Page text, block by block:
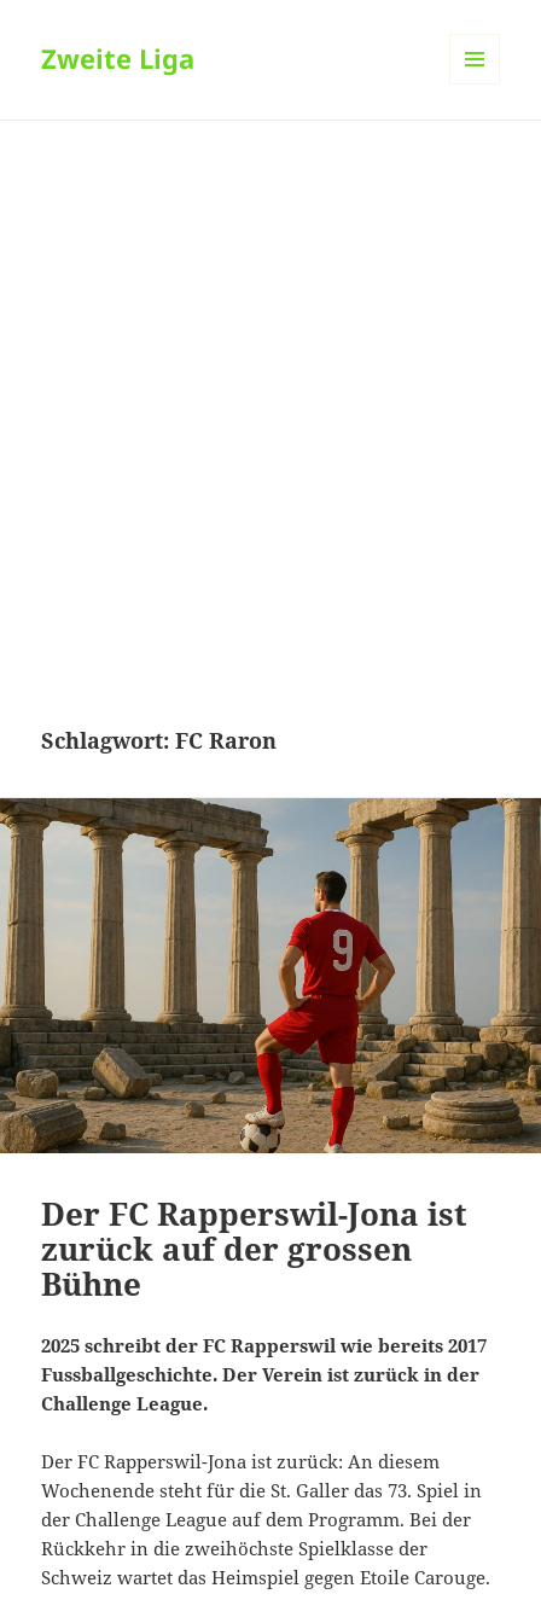
Zweite Liga
Schlagwort:FC Raron
Der FC Rapperswil-Jona ist
zurück auf der grossen
Bühne
2025 schreibt der FC Rapperswil wie bereits 2017
Fussballgeschichte. Der Verein ist zurück in der
Challenge League.
Der FC Rapperswil-Jona ist zurück: An diesem
Wochenende steht für die St. Galler das 73. Spiel in
der Challenge League auf dem Programm. Bei der
Rückkehr in die zweihöchste Spielklasse der
Schweiz wartet das Heimspiel gegen Etoile Carouge.